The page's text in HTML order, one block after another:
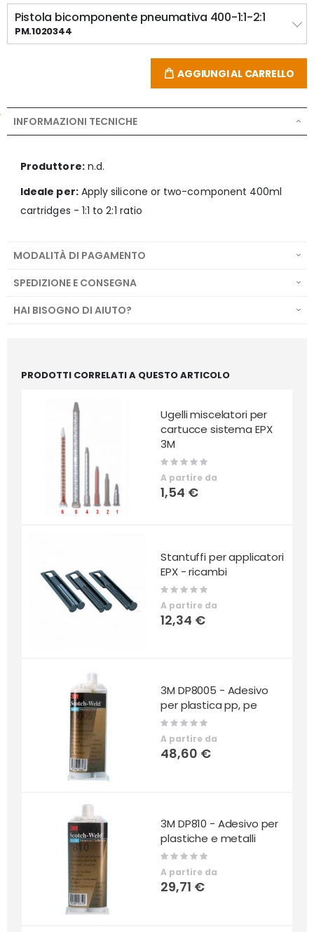
Pistola bicomponente pneumativa 400-1:1-2:1
PM.1020344
AGGIUNGI AL CARRELLO
INFORMAZIONI TECNICHE
Produttore:n.d.
Ideale per:Apply silicone or two-component 400ml
cartridges - 1:1 to 2:1 ratio
MODALITÀ DI PAGAMENTO
SPEDIZIONE E CONSEGNA
HAI BISOGNO DI AIUTO?
PRODOTTI CORRELATI A QUESTO ARTICOLO
Ugelli miscelatori per
cartucce sistema EPX
3M
Rating:
0%
A partire da
1,54 €
Stantuffi per applicatori
EPX - ricambi
Rating:
0%
A partire da
12,34 €
3M DP8005 - Adesivo
per plastica pp, pe
Rating:
0%
A partire da
48,60 €
3M DP810 - Adesivo per
plastiche e metalli
Rating:
A partire da
29,71 €